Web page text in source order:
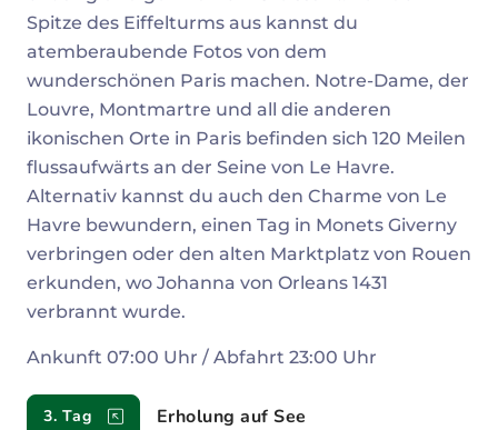
Spitze des Eiffelturms aus kannst du
atemberaubende Fotos von dem
wunderschönen Paris machen. Notre-Dame, der
Louvre, Montmartre und all die anderen
ikonischen Orte in Paris befinden sich 120 Meilen
flussaufwärts an der Seine von Le Havre.
Alternativ kannst du auch den Charme von Le
Havre bewundern, einen Tag in Monets Giverny
verbringen oder den alten Marktplatz von Rouen
erkunden, wo Johanna von Orleans 1431
verbrannt wurde.
Ankunft 07:00 Uhr / Abfahrt 23:00 Uhr
3. Tag Erholung auf See